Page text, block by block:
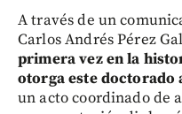
A través de un
Carlos Andrés Pérez
primera vez en la
otorga este doctorado
un acto coordinado de